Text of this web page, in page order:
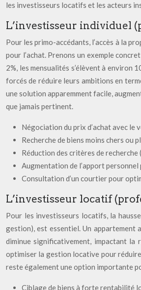
les investisseurs locatifs et les acteurs
L’investisseur individuel
Pour les primo-accédants, l’accès à la
pour l’achat. Prenons un exemple
2%, les mensualités s’élèvent à environ
forcés de réduire leurs ambitions en
une solution apparemment facile,
que jamais pertinent.
Négociation du prix d’achat avec le
Recherche de biens moins chers ou
Réduction des critères de
Augmentation de l’apport
Consultation d’un courtier pour
L’investisseur locatif
Pour les investisseurs locatifs, la
gestion), est essentiel. Un
diminue significativement, impactant
optimiser la gestion locative pour réduire
reste également une option importante
Ciblage de biens à forte rentabilité